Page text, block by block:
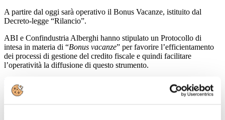
A partire dal oggi sarà operativo il Bonus Vacanze, istituito dal
Decreto-legge “Rilancio”.
ABI e Confindustria Alberghi hanno stipulato un Protocollo di
intesa in materia di “Bonus vacanze” per favorire l’efficientamento
dei processi di gestione del credito fiscale e quindi facilitare
l’operatività la diffusione di questo strumento.